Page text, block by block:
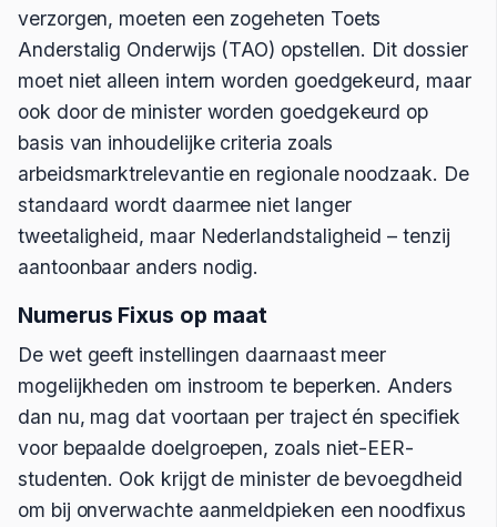
verzorgen, moeten een zogeheten Toets
Anderstalig Onderwijs (TAO) opstellen. Dit dossier
moet niet alleen intern worden goedgekeurd, maar
ook door de minister worden goedgekeurd op
basis van inhoudelijke criteria zoals
arbeidsmarktrelevantie en regionale noodzaak. De
standaard wordt daarmee niet langer
tweetaligheid, maar Nederlandstaligheid – tenzij
aantoonbaar anders nodig.
Numerus Fixus op maat
De wet geeft instellingen daarnaast meer
mogelijkheden om instroom te beperken. Anders
dan nu, mag dat voortaan per traject én specifiek
voor bepaalde doelgroepen, zoals niet-EER-
studenten. Ook krijgt de minister de bevoegdheid
om bij onverwachte aanmeldpieken een noodfixus